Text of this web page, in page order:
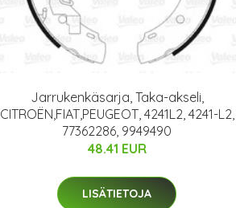
Jarrukenkäsarja, Taka-akseli,
CITROËN,FIAT,PEUGEOT, 4241L2, 4241-L2,
77362286, 9949490
48.41 EUR
LISÄTIETOJA